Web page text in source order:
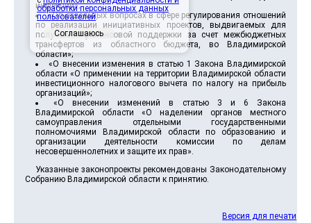
инфекции»;
«Об отдельных вопросах в сфере регулирования отношений
по реализации инициативных проектов, выдвигаемых для
получения финансовой поддержки за счет межбюджетных
трансфертов из областного бюджета, во Владимирской
области»;
«О внесении изменения в статью 1 Закона Владимирской
области «О применении на территории Владимирской области
инвестиционного налогового вычета по налогу на прибыль
организаций»;
«О внесении изменений в статью 3 и 6 Закона
Владимирской области «О наделении органов местного
самоуправления отдельными государственными
полномочиями Владимирской области по образованию и
организации деятельности комиссии по делам
несовершеннолетних и защите их прав».
Указанные законопроекты рекомендованы Законодательному
Собранию Владимирской области к принятию.
Версия для печати
обработки персональных данных
пользователей.
Соглашаюсь